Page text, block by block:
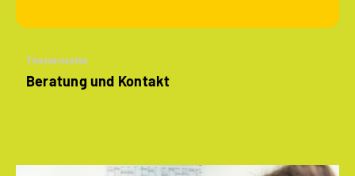
Themenseite
Beratung und Kontakt